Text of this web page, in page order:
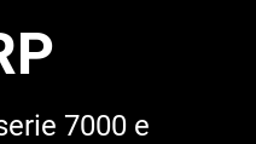
7000 e